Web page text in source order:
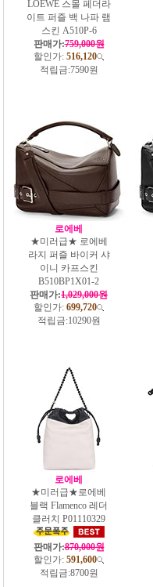
LOEWE 스몰 페더라
이트 퍼즐 백 나파 램
스킨 A510P-6
판매가:759,000원
할인가: 516,120
적립금:7590원
로에베
★미러급★ 로에베
라지 퍼즐 바이커 샤
이니 카프스킨
B510BP1X01-2
판매가:1,029,000원
할인가: 699,720
적립금:10290원
로에베
★미러급★로에베
블랙 Flamenco 레더
클러치 P01110329
판매가:870,000원
할인가: 591,600
적립금:8700원